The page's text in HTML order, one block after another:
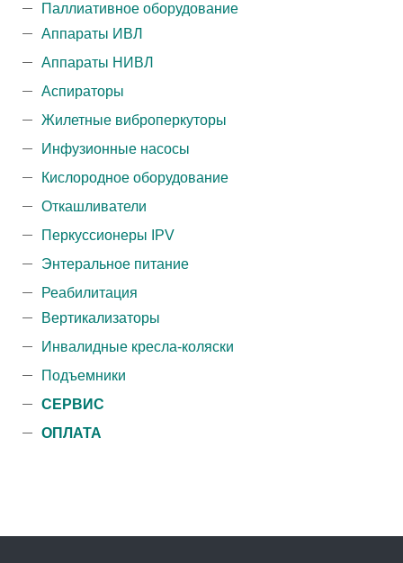
Паллиативное оборудование
Аппараты ИВЛ
Аппараты НИВЛ
Аспираторы
Жилетные виброперкуторы
Инфузионные насосы
Кислородное оборудование
Откашливатели
Перкуссионеры IPV
Энтеральное питание
Реабилитация
Вертикализаторы
Инвалидные кресла-коляски
Подъемники
СЕРВИС
ОПЛАТА